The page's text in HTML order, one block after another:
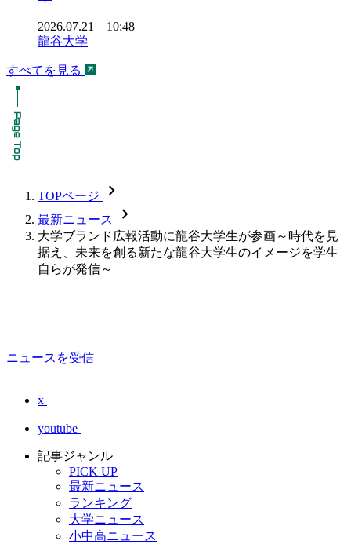
2026.07.21 10:48
龍谷大学
すべてを見る
TOPページ chevron_forward
最新ニュース chevron_forward
大学ブランド広報活動に龍谷大学生が参画～時代を見
据え、未来を創る新たな龍谷大学生のイメージを学生
自らが発信～
ニュースを受信
x
youtube
記事ジャンル
PICK UP
最新ニュース
ランキング
大学ニュース
小中高ニュース